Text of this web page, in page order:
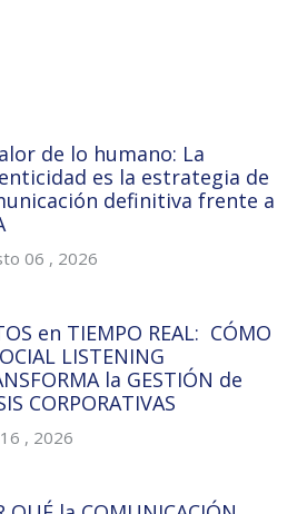
de lo humano: La
es la estrategia de
definitiva frente a
06 , 2026
en TIEMPO REAL: CÓMO
LISTENING
la GESTIÓN de
CORPORATIVAS
, 2026